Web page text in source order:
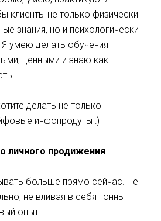
клиенты не только физически
знания, но и психологически
умею делать обучения
ценными и знаю как
делать не только
инфопродуты :)
личного продижения
больше прямо сейчас. Не
не вливая в себя тонны
опыт.